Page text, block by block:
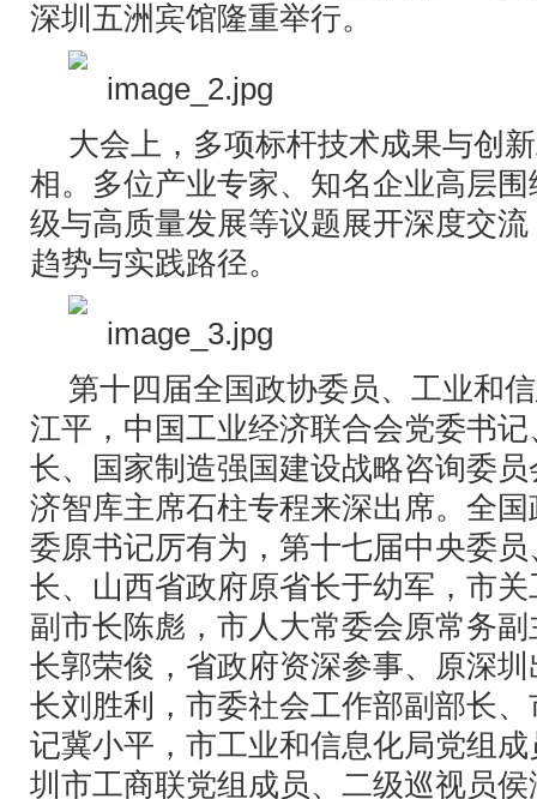
深圳五洲宾馆隆重举行。
大会上，多项标杆技术成果与创
相。多位产业专家、知名企业高层
级与高质量发展等议题展开深度交
趋势与实践路径。
第十四届全国政协委员、工业和
江平，中国工业经济联合会党委书
长、国家制造强国建设战略咨询委
济智库主席石柱专程来深出席。全
委原书记厉有为，第十七届中央委
长、山西省政府原省长于幼军，市
副市长陈彪，市人大常委会原常务
长郭荣俊，省政府资深参事、原深
长刘胜利，市委社会工作部副部长、
记冀小平，市工业和信息化局党组
圳市工商联党组成员、二级巡视员